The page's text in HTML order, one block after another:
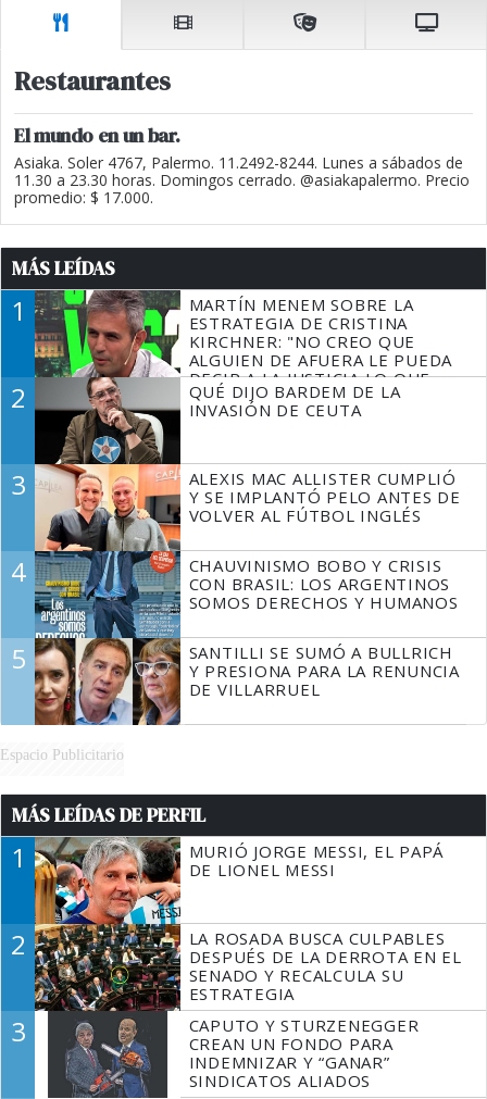
Restaurantes
El mundo en un bar.
Asiaka. Soler 4767, Palermo. 11.2492-8244. Lunes a sábados de
11.30 a 23.30 horas. Domingos cerrado. @asiakapalermo. Precio
promedio: $ 17.000.
MÁS LEÍDAS
1
MARTÍN MENEM SOBRE LA
ESTRATEGIA DE CRISTINA
KIRCHNER: "NO CREO QUE
ALGUIEN DE AFUERA LE PUEDA
DECIR A LA JUSTICIA LO QUE
TIENE QUE HACER"
2
QUÉ DIJO BARDEM DE LA
INVASIÓN DE CEUTA
3
ALEXIS MAC ALLISTER CUMPLIÓ
Y SE IMPLANTÓ PELO ANTES DE
VOLVER AL FÚTBOL INGLÉS
4
CHAUVINISMO BOBO Y CRISIS
CON BRASIL: LOS ARGENTINOS
SOMOS DERECHOS Y HUMANOS
5
SANTILLI SE SUMÓ A BULLRICH
Y PRESIONA PARA LA RENUNCIA
DE VILLARRUEL
Espacio Publicitario
MÁS LEÍDAS DE PERFIL
1
MURIÓ JORGE MESSI, EL PAPÁ
DE LIONEL MESSI
2
LA ROSADA BUSCA CULPABLES
DESPUÉS DE LA DERROTA EN EL
SENADO Y RECALCULA SU
ESTRATEGIA
3
CAPUTO Y STURZENEGGER
CREAN UN FONDO PARA
INDEMNIZAR Y “GANAR”
SINDICATOS ALIADOS